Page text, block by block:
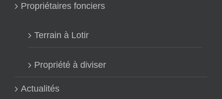
Propriétaires fonciers
Terrain à Lotir
Propriété à diviser
Actualités